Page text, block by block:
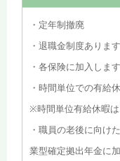
・定年制撤廃
・退職金制度あります
・各保険に加入しま
・時間単位での有給
※時間単位有給休暇
・職員の老後に向け
業型確定拠出年金に